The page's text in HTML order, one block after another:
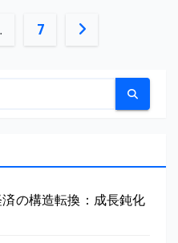
7
の構造転換：成長鈍化